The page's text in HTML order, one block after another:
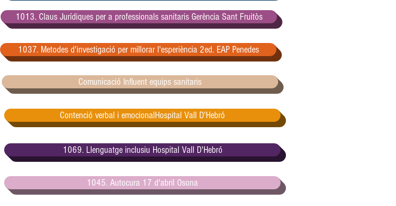
1013. Claus Jurídiques per a professionals sanitaris Gerència Sant Fruitòs
1037. Metodes d'investigació per millorar l'esperiència 2ed. EAP Penedes
Comunicació Influent equips sanitaris
Contenció verbal i emocionalHospital Vall D'Hebró
1069. Llenguatge inclusiu Hospital Vall D'Hebró
1045. Autocura 17 d'abril Osona